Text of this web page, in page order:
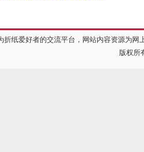
折纸爱好者的交流平台，网站内容资源为
版权所